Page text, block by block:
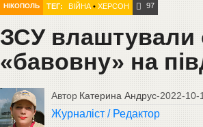
НІКОПОЛЬ ТЕГ: ВІЙНА• ХЕРСОН 97
ЗСУ влаштували
«бавовну» на
Автор Катерина Андрус-2022-10-
Журналіст / Редактор